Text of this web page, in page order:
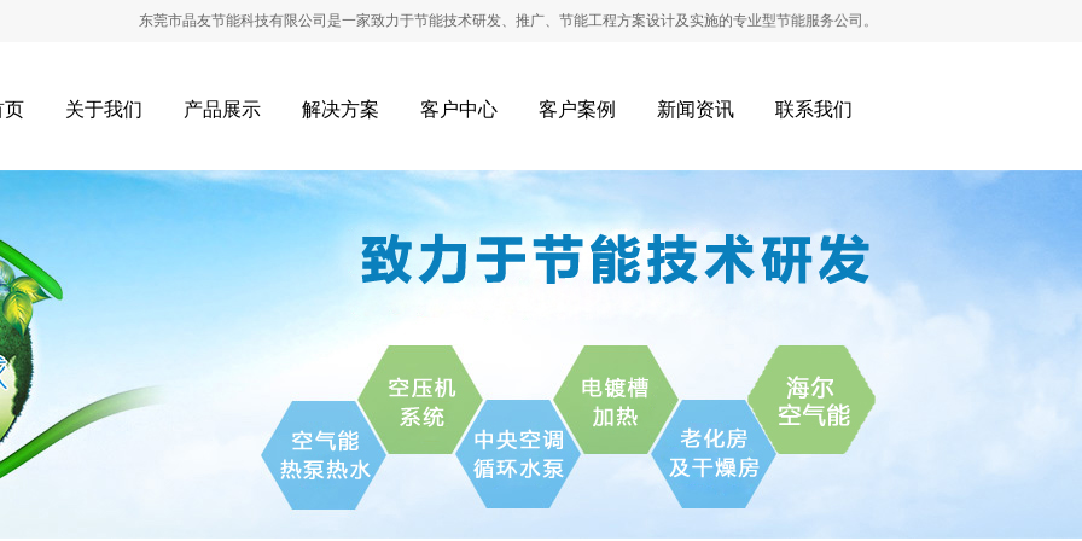
东莞市晶友节能科技有限公司是一家致力于节能技术研发、推广、节能工程方案设计及实施的专业型节能服务公司。
页 关于我们 产品展示 解决方案 客户中心 客户案例 新闻资讯 联系我们